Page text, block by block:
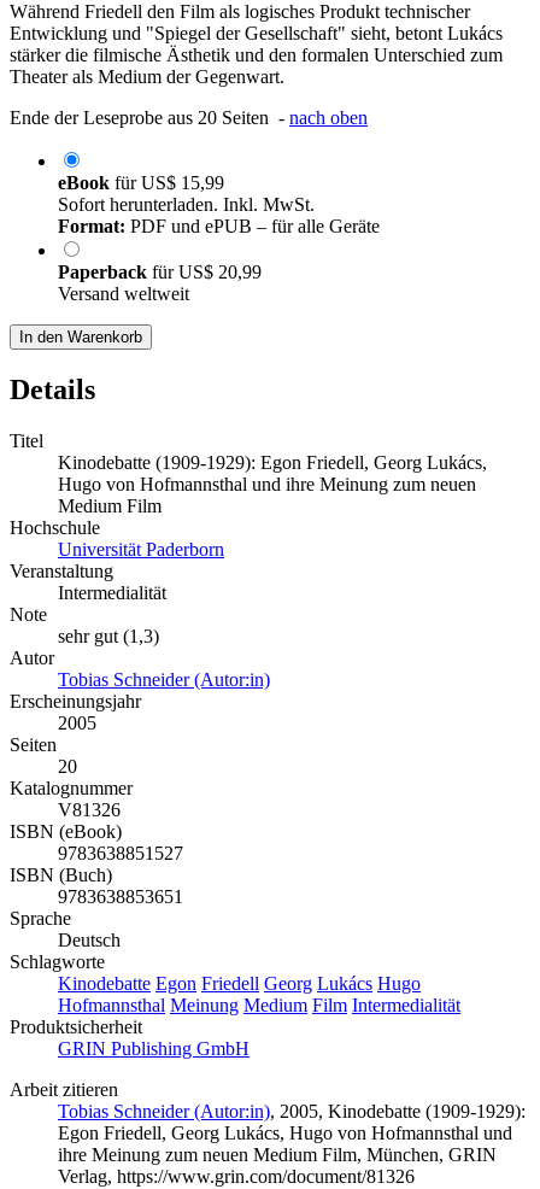
Während Friedell den Film als logisches Produkt technischer
Entwicklung und "Spiegel der Gesellschaft" sieht, betont Lukács
stärker die filmische Ästhetik und den formalen Unterschied zum
Theater als Medium der Gegenwart.
Ende der Leseprobe aus 20 Seiten - nach oben
eBook fürUS$ 15,99
Sofort herunterladen. Inkl. MwSt.
Format: PDF und ePUB – für alle Geräte
Paperback fürUS$ 20,99
Versand weltweit
In den Warenkorb
Details
Titel
Kinodebatte (1909-1929): Egon Friedell, Georg Lukács,
Hugo von Hofmannsthal und ihre Meinung zum neuen
Medium Film
Hochschule
Universität Paderborn
Veranstaltung
Intermedialität
Note
sehr gut (1,3)
Autor
Tobias Schneider (Autor:in)
Erscheinungsjahr
2005
Seiten
20
Katalognummer
V81326
ISBN (eBook)
9783638851527
ISBN (Buch)
9783638853651
Sprache
Deutsch
Schlagworte
Kinodebatte Egon Friedell Georg Lukács Hugo
Hofmannsthal Meinung Medium Film Intermedialität
Produktsicherheit
GRIN Publishing GmbH
Arbeit zitieren
Tobias Schneider (Autor:in), 2005, Kinodebatte (1909-1929):
Egon Friedell, Georg Lukács, Hugo von Hofmannsthal und
ihre Meinung zum neuen Medium Film, München, GRIN
Verlag, https://www.grin.com/document/81326